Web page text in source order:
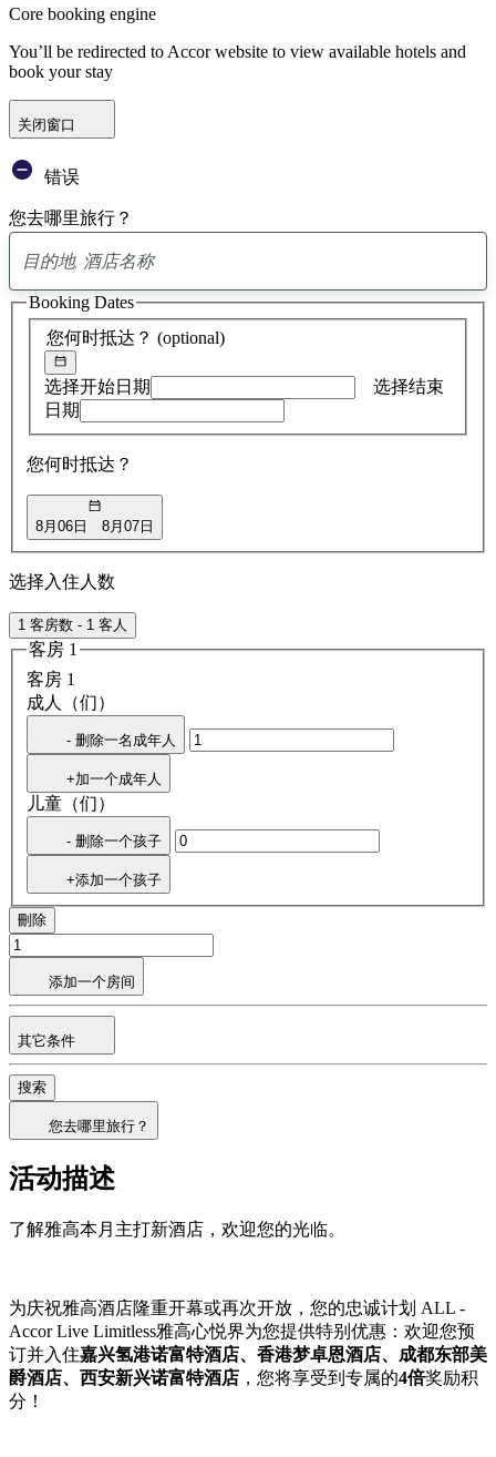
Core booking engine
You’ll be redirected to Accor website to view available hotels and
book your stay
关闭窗口
错误
您去哪里旅行？
找
到
您何时抵达？ (optional)
选择开始日期
选择结束
日期
您何时抵达？
8月06日 8月07日
Booking Dates
选择入住人数
1 客房数 - 1 客人
客房 1
客房 1
成人（们）
- 删除一名成年人
+加一个成年人
儿童（们）
- 删除一个孩子
+添加一个孩子
刪除
添加一个房间
其它条件
搜索
您去哪里旅行？
活动描述
了解雅高本月主打新酒店，欢迎您的光临。
为庆祝雅高酒店隆重开幕或再次开放，您的忠诚计划 ALL -
Accor Live Limitless雅高心悦界为您提供特别优惠：欢迎您预
订并入住嘉兴氢港诺富特酒店、香港梦卓恩酒店、成都东部美
爵酒店、西安新兴诺富特酒店 ，您将享受到专属的4倍奖励积
分！